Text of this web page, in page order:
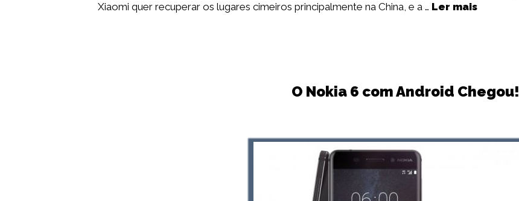
Xiaomi quer recuperar os lugares cimeiros principalmente na China, e a … Ler mais
O Nokia 6 com Android Chegou!